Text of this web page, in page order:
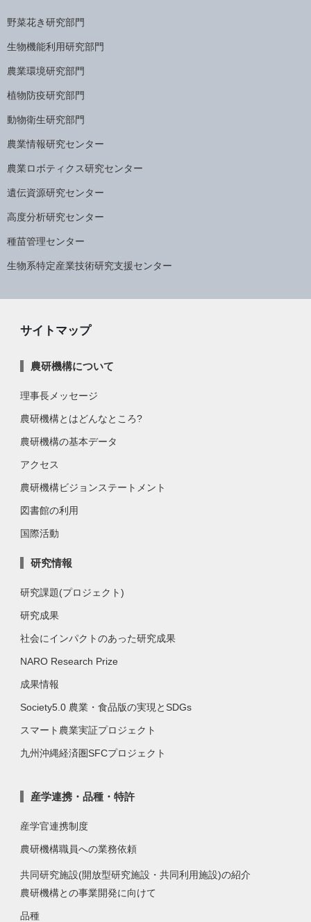
野菜花き研究部門
生物機能利用研究部門
農業環境研究部門
植物防疫研究部門
動物衛生研究部門
農業情報研究センター
農業ロボティクス研究センター
遺伝資源研究センター
高度分析研究センター
種苗管理センター
生物系特定産業技術研究支援センター
サイトマップ
農研機構について
理事長メッセージ
農研機構とはどんなところ?
農研機構の基本データ
アクセス
農研機構ビジョンステートメント
図書館の利用
国際活動
研究情報
研究課題(プロジェクト)
研究成果
社会にインパクトのあった研究成果
NARO Research Prize
成果情報
Society5.0 農業・食品版の実現とSDGs
スマート農業実証プロジェクト
九州沖縄経済圏SFCプロジェクト
産学連携・品種・特許
産学官連携制度
農研機構職員への業務依頼
共同研究施設(開放型研究施設・共同利用施設)の紹介
農研機構との事業開発に向けて
品種